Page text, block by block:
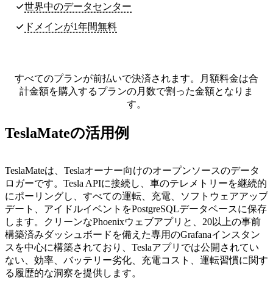
世界中のデータセンター
ドメインが1年間無料
すべてのプランが前払いで決済されます。月額料金は合
計金額を購入するプランの月数で割った金額となりま
す。
TeslaMateの活用例
TeslaMateは、Teslaオーナー向けのオープンソースのデータ
ロガーです。Tesla APIに接続し、車のテレメトリーを継続的
にポーリングし、すべての運転、充電、ソフトウェアアップ
デート、アイドルイベントをPostgreSQLデータベースに保存
します。クリーンなPhoenixウェブアプリと、20以上の事前
構築済みダッシュボードを備えた専用のGrafanaインスタン
スを中心に構築されており、Teslaアプリでは公開されてい
ない、効率、バッテリー劣化、充電コスト、運転習慣に関す
る履歴的な洞察を提供します。